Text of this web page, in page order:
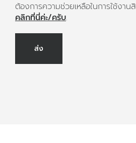
ต้องการความช่วยเหลือในการใช้งาน
คลิกที่นี่ค่ะ/ครับ.
ส่ง